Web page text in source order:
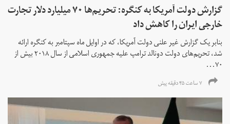
گزارش دولت آمریکا به کنگره: تحریم‌ها ۷۰ میلیارد دلار تجارت
خارجی ایران را کاهش داد
بنابر یک گزارش غیر علنی دولت آمریکا، که در اوایل ماه سپتامبر به کنگره ارائه
شد، تحریم‌های دولت دونالد ترامپ علیه جمهوری اسلامی از سال ۲۰۱۸ بیش از
۷۰...
۷ ساعت ۴۵ دقیقه پیش